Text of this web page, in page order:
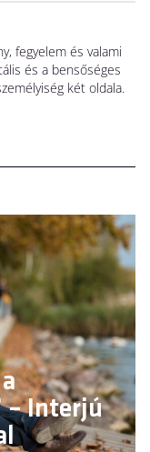
fegyelem és valami
és a bensőséges
két oldala.
– Interjú